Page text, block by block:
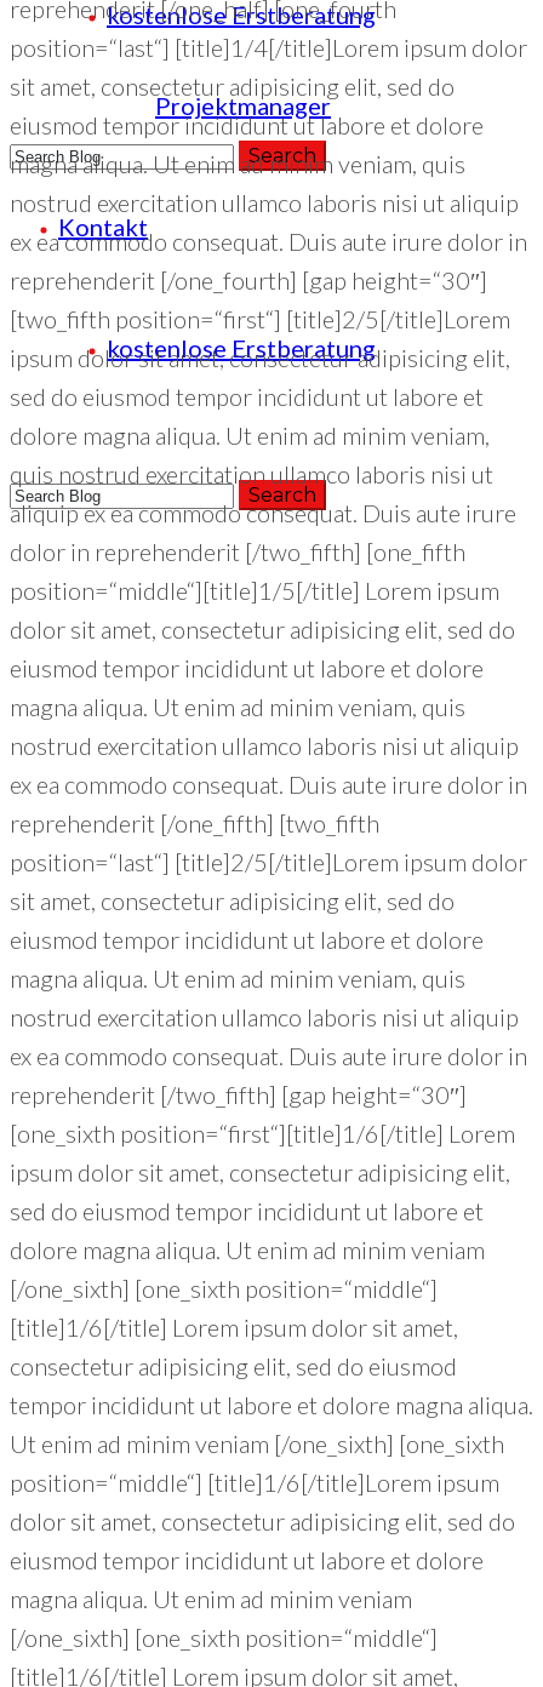
Projektmanager
Kontakt
kostenlose Erstberatung
+49 (221) 29780954
kostenlose Erstberatung
+49 (221) 29780954
reprehenderit [/one_half] [one_fourth
position=“last“] [title]1/4[/title]Lorem ipsum dolor
sit amet, consectetur adipisicing elit, sed do
eiusmod tempor incididunt ut labore et dolore
magna aliqua. Ut enim ad minim veniam, quis
nostrud exercitation ullamco laboris nisi ut aliquip
ex ea commodo consequat. Duis aute irure dolor in
reprehenderit [/one_fourth] [gap height=“30″]
[two_fifth position=“first“] [title]2/5[/title]Lorem
ipsum dolor sit amet, consectetur adipisicing elit,
sed do eiusmod tempor incididunt ut labore et
dolore magna aliqua. Ut enim ad minim veniam,
quis nostrud exercitation ullamco laboris nisi ut
aliquip ex ea commodo consequat. Duis aute irure
dolor in reprehenderit [/two_fifth] [one_fifth
position=“middle“][title]1/5[/title] Lorem ipsum
dolor sit amet, consectetur adipisicing elit, sed do
eiusmod tempor incididunt ut labore et dolore
magna aliqua. Ut enim ad minim veniam, quis
nostrud exercitation ullamco laboris nisi ut aliquip
ex ea commodo consequat. Duis aute irure dolor in
reprehenderit [/one_fifth] [two_fifth
position=“last“] [title]2/5[/title]Lorem ipsum dolor
sit amet, consectetur adipisicing elit, sed do
eiusmod tempor incididunt ut labore et dolore
magna aliqua. Ut enim ad minim veniam, quis
nostrud exercitation ullamco laboris nisi ut aliquip
ex ea commodo consequat. Duis aute irure dolor in
reprehenderit [/two_fifth] [gap height=“30″]
[one_sixth position=“first“][title]1/6[/title] Lorem
ipsum dolor sit amet, consectetur adipisicing elit,
sed do eiusmod tempor incididunt ut labore et
dolore magna aliqua. Ut enim ad minim veniam
[/one_sixth] [one_sixth position=“middle“]
[title]1/6[/title] Lorem ipsum dolor sit amet,
consectetur adipisicing elit, sed do eiusmod
tempor incididunt ut labore et dolore magna aliqua.
Ut enim ad minim veniam [/one_sixth] [one_sixth
position=“middle“] [title]1/6[/title]Lorem ipsum
dolor sit amet, consectetur adipisicing elit, sed do
eiusmod tempor incididunt ut labore et dolore
magna aliqua. Ut enim ad minim veniam
[/one_sixth] [one_sixth position=“middle“]
[title]1/6[/title] Lorem ipsum dolor sit amet,